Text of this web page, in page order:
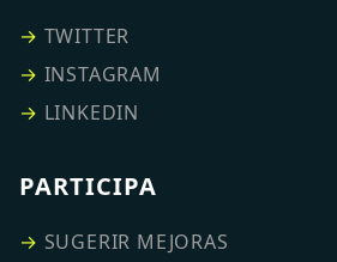
→ TWITTER
→ INSTAGRAM
→ LINKEDIN
PARTICIPA
→ SUGERIR MEJORAS